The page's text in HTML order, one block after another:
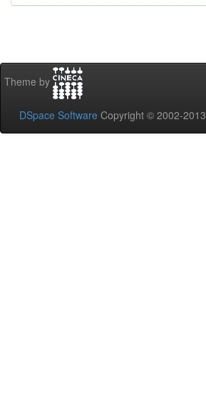
Theme by
DSpace Software Copyright © 2002-2013